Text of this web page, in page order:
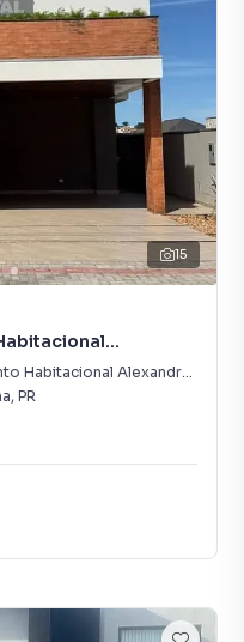
15
Habitacional Alexandre Urbanas
, PR